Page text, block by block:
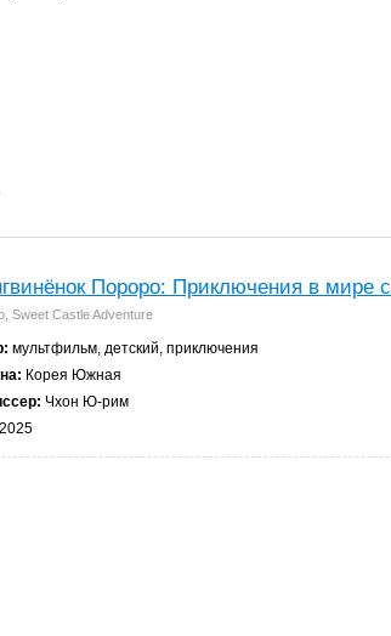
Пороро: Приключения в мире
Sweet Castle Adventure
мультфильм, детский, приключения
Корея Южная
Чхон Ю-рим
2025